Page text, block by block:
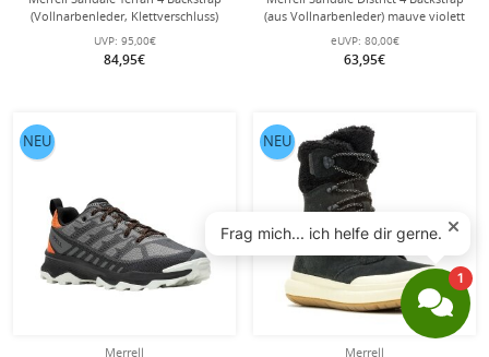
(Vollnarbenleder, Klettverschluss)
beige/braun Damen
UVP: 95,00€
84,95€
(aus Vollnarbenleder) mauve violett
Damen
eUVP: 80,00€
63,95€
Merrell
NEU
Merrell
NEU